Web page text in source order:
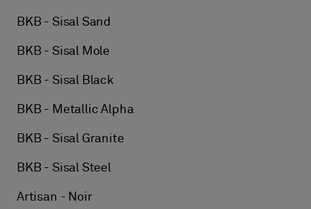
BKB - Sisal Sand
BKB - Sisal Mole
BKB - Sisal Black
BKB - Metallic Alpha
BKB - Sisal Granite
BKB - Sisal Steel
Artisan - Noir